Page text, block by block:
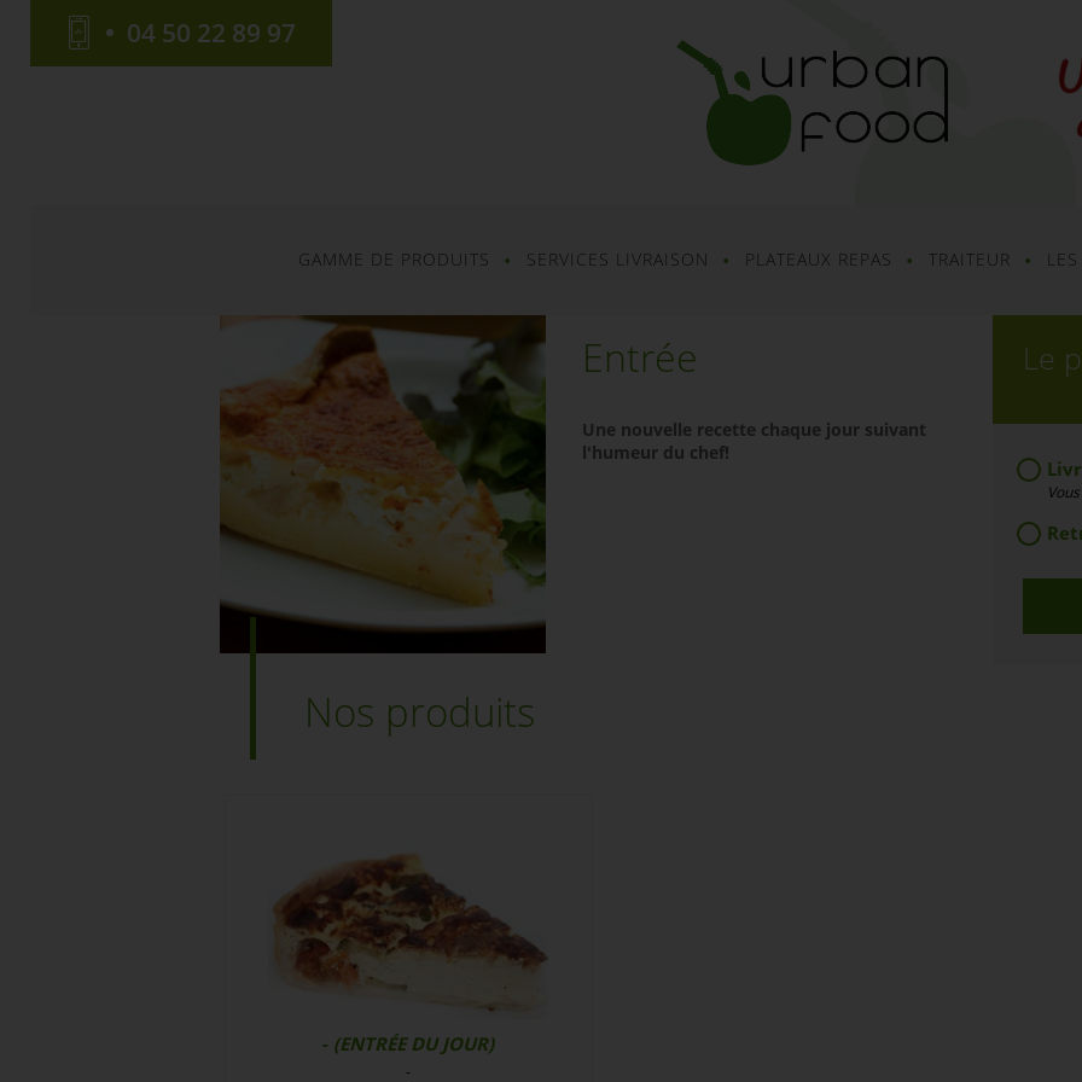
04 50 22 89 97
GAMME DE PRODUITS SERVICES LIVRAISON PLATEAUX REPAS TRAITEUR
Entrée
Une nouvelle recette chaque jour suivant
l'humeur du chef!
Nos produits
- (ENTRÉE DU JOUR)
-
Le